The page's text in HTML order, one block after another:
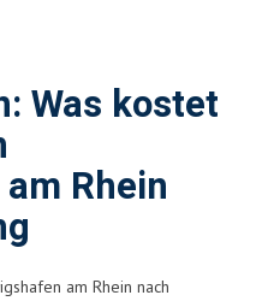
Was kostet
Rhein
am Rhein nach